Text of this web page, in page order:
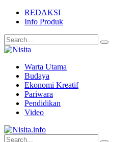
REDAKSI
Info Produk
Warta Utama
Budaya
Ekonomi Kreatif
Pariwara
Pendidikan
Video